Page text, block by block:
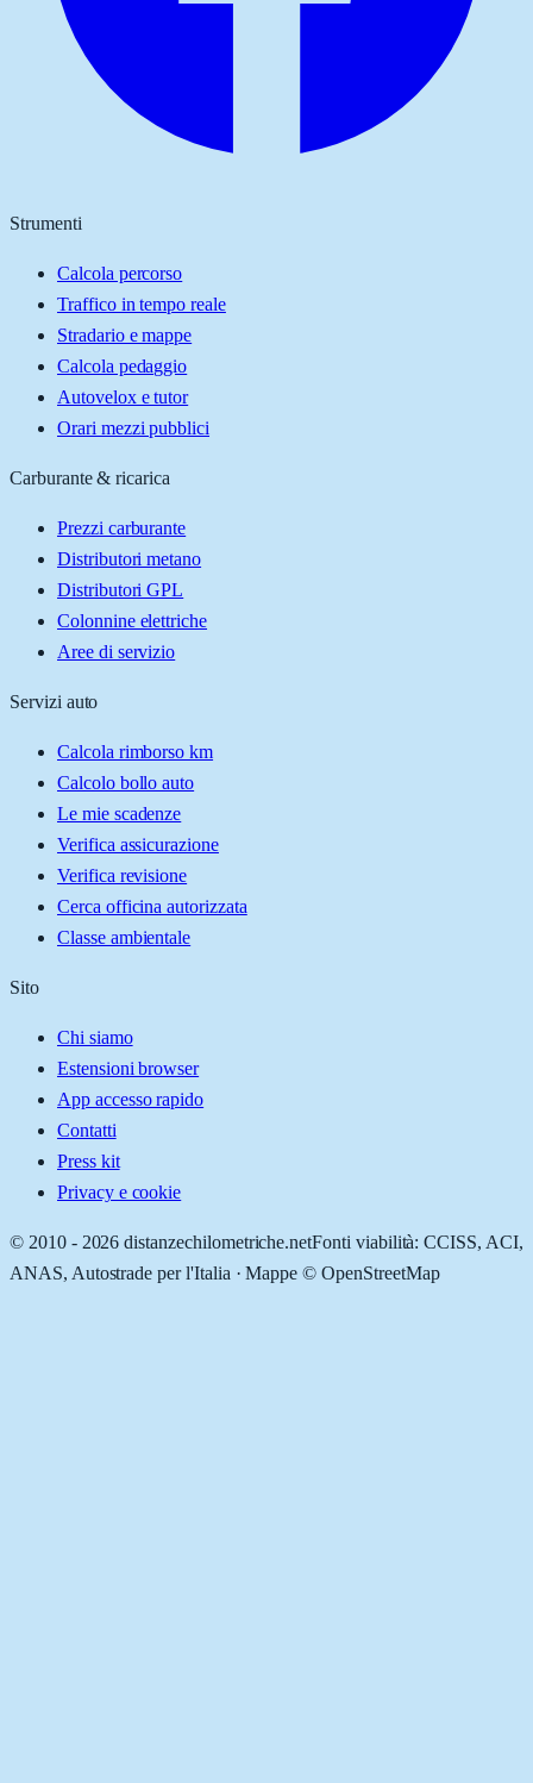
Strumenti
Calcola percorso
Traffico in tempo reale
Stradario e mappe
Calcola pedaggio
Autovelox e tutor
Orari mezzi pubblici
Carburante & ricarica
Prezzi carburante
Distributori metano
Distributori GPL
Colonnine elettriche
Aree di servizio
Servizi auto
Calcola rimborso km
Calcolo bollo auto
Le mie scadenze
Verifica assicurazione
Verifica revisione
Cerca officina autorizzata
Classe ambientale
Sito
Chi siamo
Estensioni browser
App accesso rapido
Contatti
Press kit
Privacy e cookie
© 2010 - 2026 distanzechilometriche.netFonti viabilità: CCISS, ACI,
ANAS, Autostrade per l'Italia · Mappe © OpenStreetMap